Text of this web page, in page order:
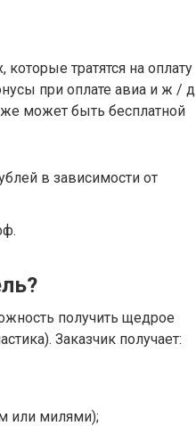
тратятся на оплату
при оплате авиа и ж / д
может быть бесплатной
в зависимости от
получить щедрое
Заказчик получает:
или милями);